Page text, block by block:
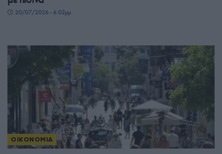
20/07/2026 - 6:02μμ
ΟΙΚΟΝΟΜΙΑ